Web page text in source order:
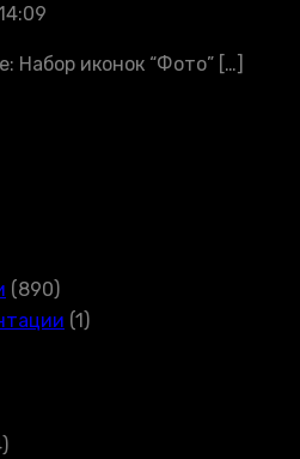
Набор иконок “Фото” […]
(890)
(1)